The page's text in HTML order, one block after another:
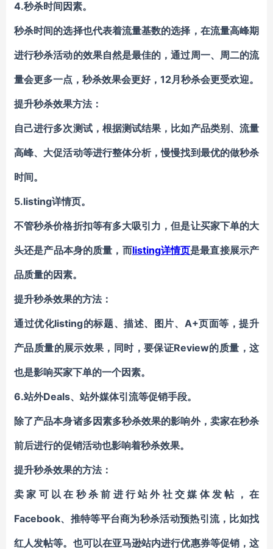
4.秒杀时间因素。
秒杀时间的选择也代表着流量基数的选择，在流量高峰期
进行秒杀活动的效果自然是最佳的，通过周一、周二的流
量会更多一点，秒杀效果会更好，12月秒杀会更受欢迎。
提升秒杀效果方法：
自己进行多次测试，根据测试结果，比如产品类别、流量
高峰、大促活动等进行整体分析，慢慢找到最优的做秒杀
时间。
5.listing详情页。
不管秒杀价格折扣等有多大吸引力，但是让买家下单的大
头还是产品本身的质量，而listing详情页是最直接展示产
品质量的因素。
提升秒杀效果的方法：
通过优化listing的标题、描述、图片、A+页面等，提升
产品质量的展示效果，同时，要保证Review的质量，这
也是影响买家下单的一个因素。
6.站外Deals、站外媒体引流等促销手段。
除了产品本身诸多因素多秒杀效果的影响外，卖家在秒杀
前后进行的促销活动也影响着秒杀效果。
提升秒杀效果的方法：
卖家可以在秒杀前进行站外社交媒体发帖，在
Facebook、推特等平台商为秒杀活动预热引流，比如找
红人发帖等。也可以在亚马逊站内进行优惠券等促销，这